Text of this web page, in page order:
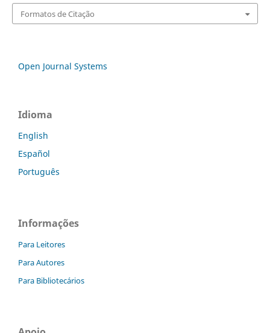
Formatos de Citação
Open Journal Systems
Idioma
English
Español
Português
Informações
Para Leitores
Para Autores
Para Bibliotecários